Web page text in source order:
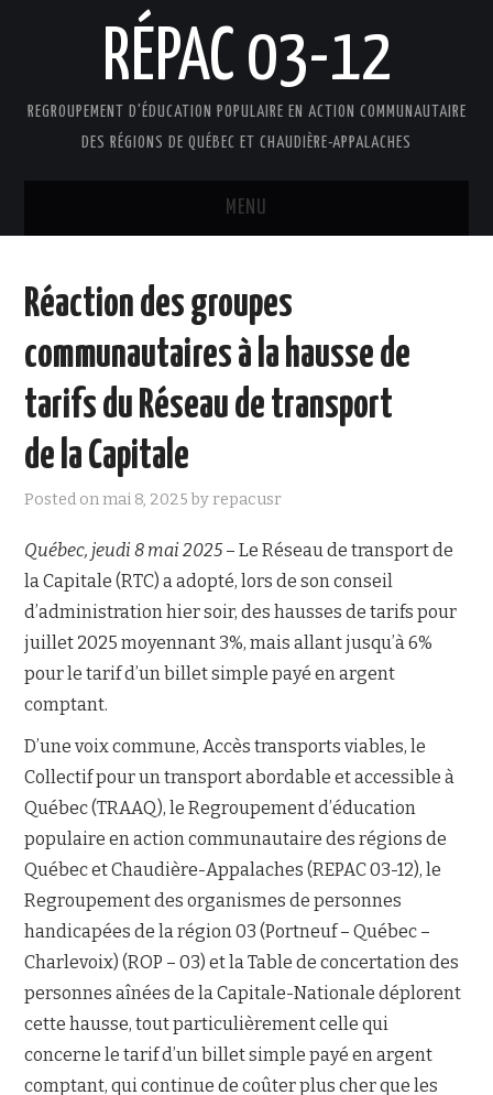
RÉPAC 03-12
REGROUPEMENT D'ÉDUCATION POPULAIRE EN ACTION COMMUNAUTAIRE
DES RÉGIONS DE QUÉBEC ET CHAUDIÈRE-APPALACHES
MENU
PRÉSENTATION
DOCUMENTS
FAIRE UN DON !
NOUS JOINDRE
Réaction des groupes
communautaires à la hausse de
tarifs du Réseau de transport
de la Capitale
Posted onmai 8, 2025 byrepacusr
Québec, jeudi 8 mai 2025– Le Réseau de transport de
la Capitale (RTC) a adopté, lors de son conseil
d’administration hier soir, des hausses de tarifs pour
juillet 2025 moyennant 3%, mais allant jusqu’à 6%
pour le tarif d’un billet simple payé en argent
comptant.
D’une voix commune, Accès transports viables, le
Collectif pour un transport abordable et accessible à
Québec (TRAAQ), le Regroupement d’éducation
populaire en action communautaire des régions de
Québec et Chaudière-Appalaches (REPAC 03-12), le
Regroupement des organismes de personnes
handicapées de la région 03 (Portneuf – Québec –
Charlevoix) (ROP – 03) et la Table de concertation des
personnes aînées de la Capitale-Nationale déplorent
cette hausse, tout particulièrement celle qui
concerne le tarif d’un billet simple payé en argent
comptant, qui continue de coûter plus cher que les